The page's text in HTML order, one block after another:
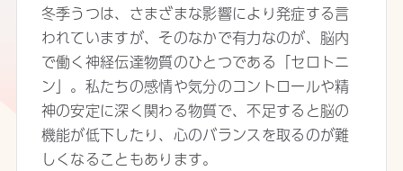
冬季うつは、さまざまな影響により発症する言
われていますが、そのなかで有力なのが、脳内
で働く神経伝達物質のひとつである「セロトニ
ン」。私たちの感情や気分のコントロールや精
神の安定に深く関わる物質で、不足すると脳の
機能が低下したり、心のバランスを取るのが難
しくなることもあります。